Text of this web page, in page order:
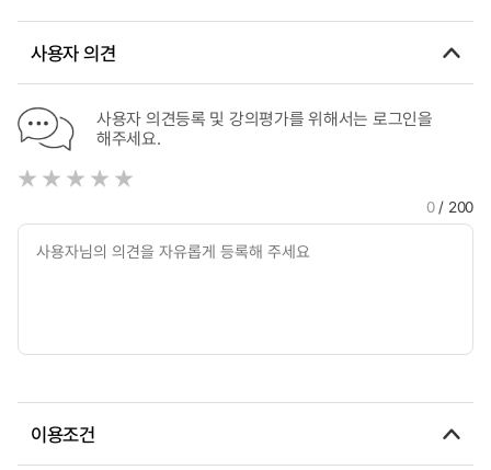
사용자 의견
사용자 의견등록 및 강의평가를 위해서는 로그인을
해주세요.
0/ 200
이용조건